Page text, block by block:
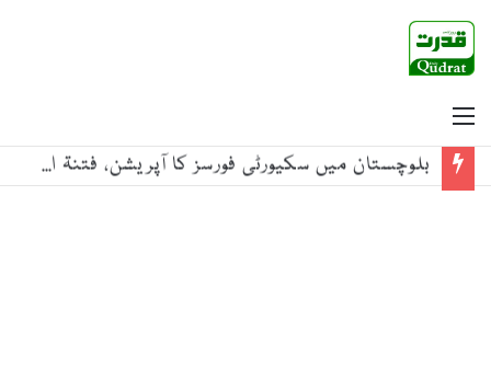
بلوچستان میں سکیورٹی فورسز کا آپریشن، فتنۃ الہندوستان کے 3 دہشتگرد ہلاک